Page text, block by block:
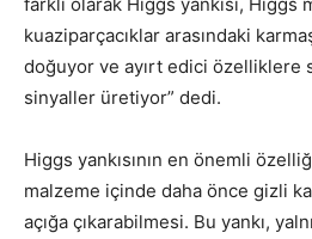
kuaziparçacıklar arasındaki
doğuyor ve ayırt edici özelliklere
sinyaller üretiyor” dedi.
Higgs yankısının en önemli
malzeme içinde daha önce gizli
açığa çıkarabilmesi. Bu yankı,